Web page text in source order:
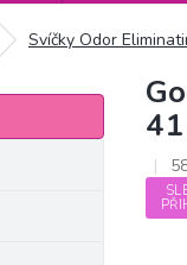
Svíčky Odor